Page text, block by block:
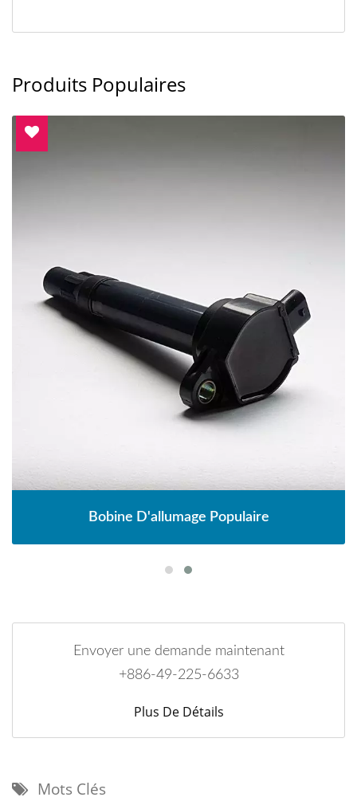
Produits Populaires
Bobine D'allumage Populaire
Envoyer une demande maintenant
+886-49-225-6633
Plus De Détails
Mots Clés